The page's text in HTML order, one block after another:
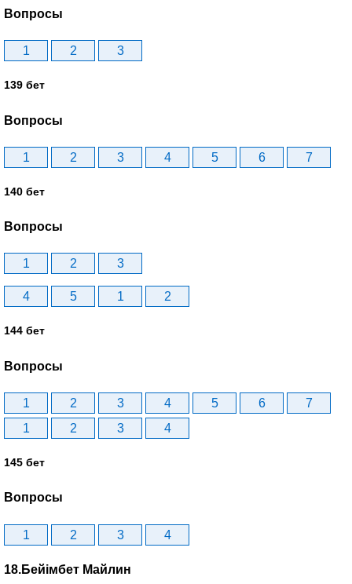
Вопросы
1 2 3
139 бет
Вопросы
1 2 3 4 5 6 7
140 бет
Вопросы
1 2 3
4 5 1 2
144 бет
Вопросы
1 2 3 4 5 6
7
1
2 3 4
145 бет
Вопросы
1 2 3 4
18.Бейімбет Майлин